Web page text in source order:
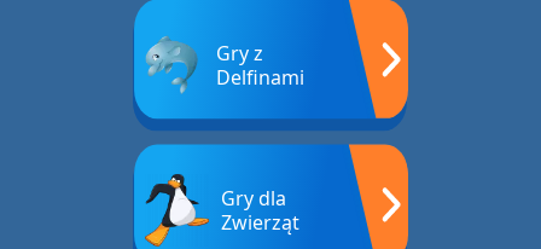
Gry z
Delfinami
Gry dla
Zwierząt